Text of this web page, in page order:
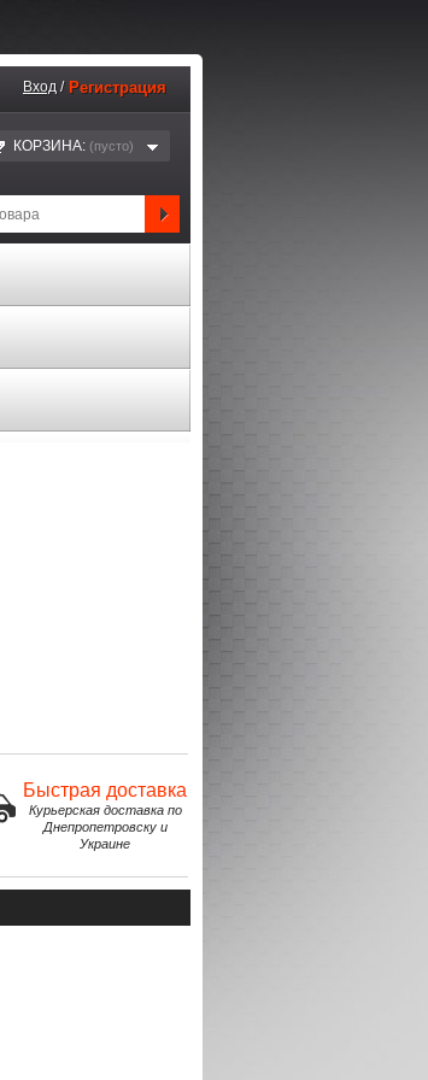
Вход / Регистрация
КОРЗИНА: (пустo)
Быстрая доставка
Курьерская доставка по
Днепропетровску и
Украине